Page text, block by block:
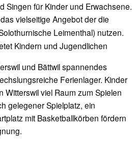
Singen für Kinder und Erwachsene.
vielseitige Angebot der die
Leimenthal) nutzen.
Kindern und Jugendlichen
und Bättwil spannendes
Ferienlager. Kinder
Witterswil viel Raum zum Spielen
gelegener Spielplatz, ein
mit Basketballkörben fördern